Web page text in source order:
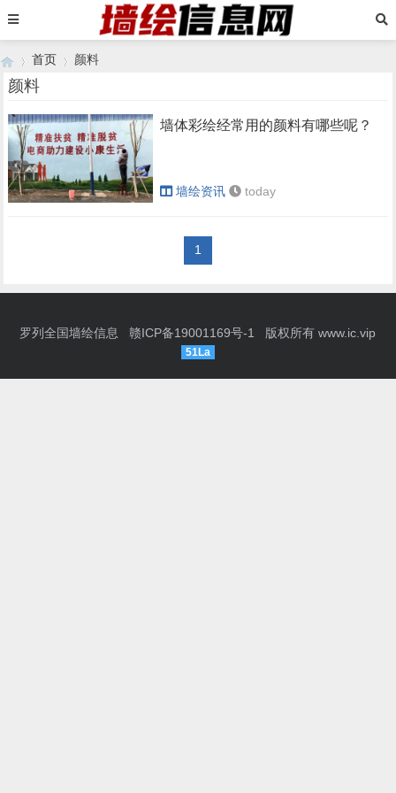
›
首页
›
颜料
颜料
墙体彩绘经常用的颜料有哪些呢？
墙绘资讯 today
1
罗列全国墙绘信息赣ICP备19001169号-1 版权所有www.ic.vip
51La